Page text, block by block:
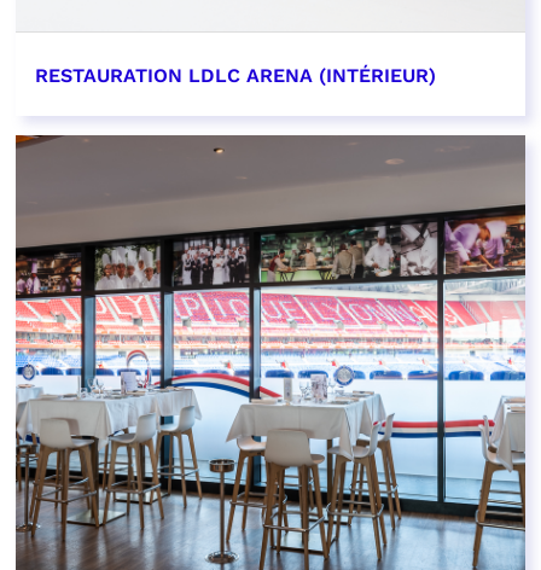
RESTAURATION LDLC ARENA (INTÉRIEUR)